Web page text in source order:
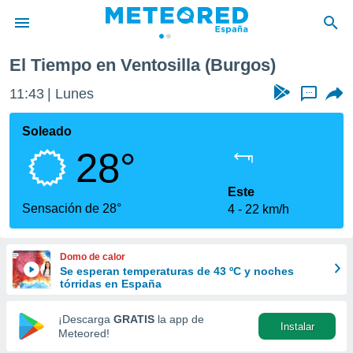
de
por
que se
calidad.
a este
las
y
forma
digital
basada
El Tiempo en Ventosilla (Burgos)
11:43 Lunes ...
Soleado
28°
Sensación de 28°
Este
4
22 km/h
Domo de calor
Se esperan temperaturas de 43 ºC y noches
tórridas en España
¡Descarga GRATIS la app de
Meteored!
Instalar